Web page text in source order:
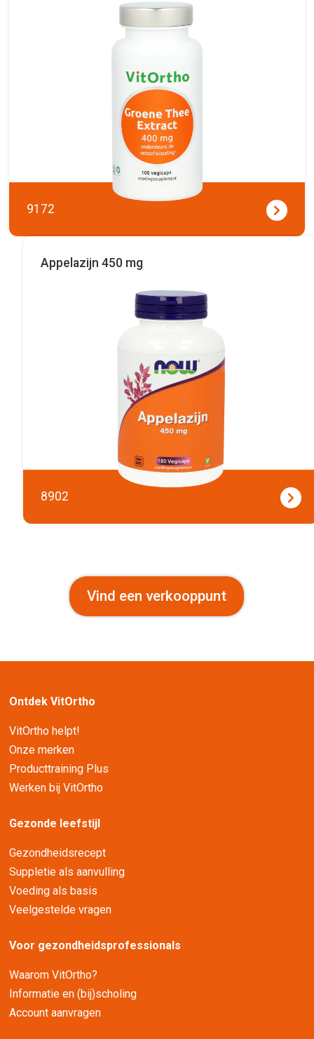
9172
Appelazijn 450 mg
8902
Vind een verkooppunt
Ontdek VitOrtho
VitOrtho helpt!
Onze merken
Producttraining Plus
Werken bij VitOrtho
Gezonde leefstijl
Gezondheidsrecept
Suppletie als aanvulling
Voeding als basis
Veelgestelde vragen
Voor gezondheidsprofessionals
Waarom VitOrtho?
Informatie en (bij)scholing
Account aanvragen